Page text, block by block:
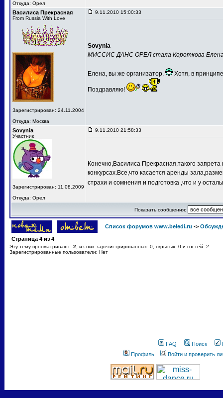
Откуда: Орел
Василиса Прекрасная
From Russia With Love
Зарегистрирован: 24.11.2004
Откуда: Москва
9.11.2010 15:00:33
Sovynia
МИССИС ДАНС ОРЕЛ стала Короткова
Елена, вы же организатор. Хотя, в
Поздравляю!
Sovynia
Участник
Зарегистрирован: 11.08.2009
Откуда: Орел
9.11.2010 21:58:33
Конечно,Василиса Прекрасная,такого
конкурсах.Все,что касается аренды
страхи и сомнения и подготовка ,что и у
Показать сообщения:
Список форумов www.beledi.ru ->
Страница 4 из 4
Эту тему просматривают: 2 , из них зарегистрированных: 0, скрытых: 0 и гостей: 2
Зарегистрированные пользователи: Нет
FAQ Поиск
Профиль
Войти и проверить